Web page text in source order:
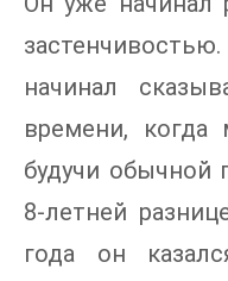
начинал
времени, когда
будучи обычной
8-летней
года он